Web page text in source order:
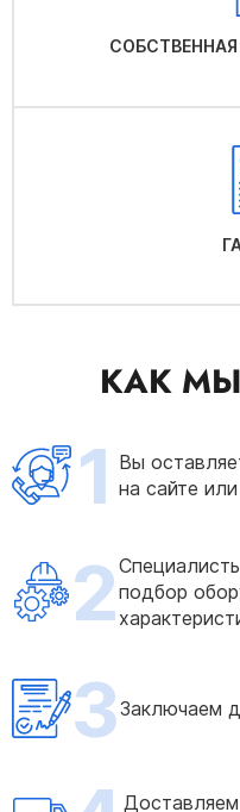
КАК
1 Вы
на сайте
2подбор
3Заключаем
Доставляем